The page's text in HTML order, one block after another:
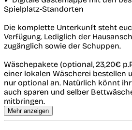
Spielplatz-Standorten
Die komplette Unterkunft steht
Verfügung. Lediglich der
zugänglich sowie der Schuppen.
Wäschepakete (optional, 23,20€
einer lokalen Wäscherei bestellen
nur optional an. Natürlich könnt
auch sparen und selber
mitbringen.
Mehr anzeigen